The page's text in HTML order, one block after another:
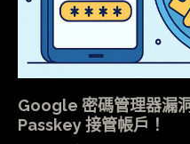
Google 密碼管理器漏
Passkey 接管帳戶！